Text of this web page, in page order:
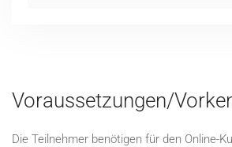
Voraussetzungen/
Die Teilnehmer benötigen für den Online-